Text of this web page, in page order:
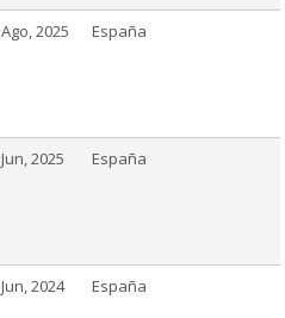
Ago, 2025 España
Jun, 2025 España
Jun, 2024 España